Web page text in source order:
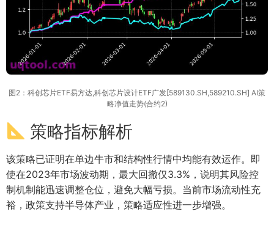
图2：科创芯片ETF易方达,科创芯片设计ETF广发[589130.SH,589210.SH] AI策
略净值走势(合约2)
策略指标解析
该策略已证明在单边牛市和结构性行情中均能有效运作。即
使在2023年市场波动期，最大回撤仅3.3%，说明其风险控
制机制能迅速调整仓位，避免大幅亏损。当前市场流动性充
裕，政策支持半导体产业，策略适应性进一步增强。